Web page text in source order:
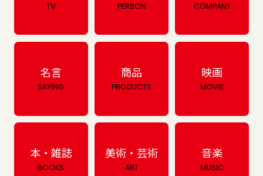
TV PERSON COMPANY
名言
SAYING
商品
PRODUCTS
映画
MOVIE
本・雑誌
BOOKS
美術・芸術
ART
音楽
MUSIC